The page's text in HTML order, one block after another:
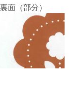
裏面（部分）